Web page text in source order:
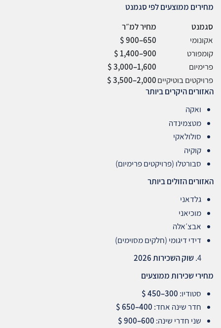
מחירים ממוצעים לפי סגמנט
סגמנט
מחיר למ״ר
אקונומי
650–900 $
קומפורט
900–1,400 $
פרימיום
1,600–3,000 $
פרויקטים בוטיקיים2,000–3,500 $
האזורים היקרים ביותר
ואקה
מטצמינדה
סולולאקי
קוקיה
סבורטלו (פרויקטים פרימיום)
האזורים הזולים ביותר
גלדאני
מוכיאני
אבצ׳אלה
דידי דיגומי (חלקים מסוימים)
שוק השכירות 2026
מחירי שכירות ממוצעים
סטודיו: 300–450 $
חדר שינה אחד: 400–650 $
שני חדרי שינה: 600–900 $